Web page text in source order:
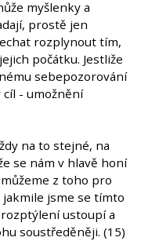
myšlenky a
prostě jen
rozplynout tím,
počátku. Jestliže
sebepozorování
- umožnění
na to stejné, na
se nám v hlavě honí
z toho pro
jsme se tímto
ustoupí a
soustředěněji. (15)